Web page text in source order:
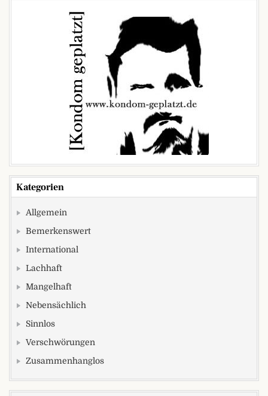
Kategorien
Allgemein
Bemerkenswert
International
Lachhaft
Mangelhaft
Nebensächlich
Sinnlos
Verschwörungen
Zusammenhanglos